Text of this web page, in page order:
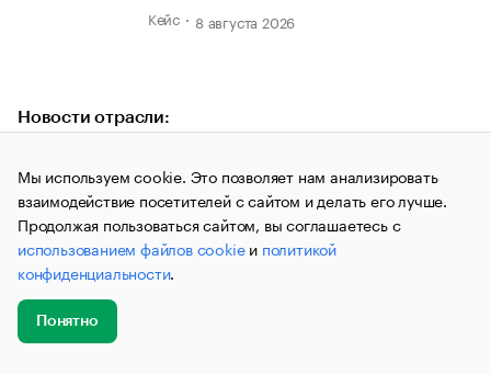
Кейс 8 августа 2026
Новости отрасли:
Как недопонимание между
руководителями отделов снижает
прибыль компании
Мнение эксперта 17 июня 2026
Мы используем cookie. Это позволяет нам анализировать
взаимодействие посетителей с сайтом и делать его лучше.
Продолжая пользоваться сайтом, вы соглашаетесь с
использованием файлов cookieи политикой
конфиденциальности.
Понятно